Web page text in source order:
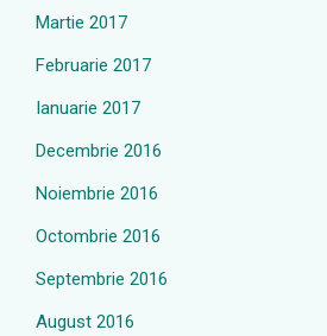
Martie 2017
Februarie 2017
Ianuarie 2017
Decembrie 2016
Noiembrie 2016
Octombrie 2016
Septembrie 2016
August 2016